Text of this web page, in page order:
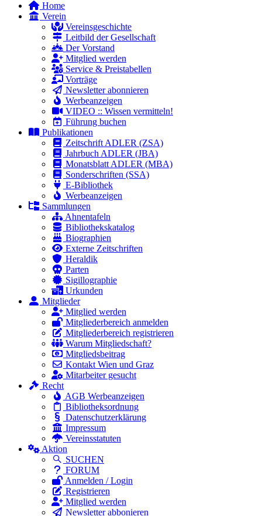
Home
Verein
Vereinsgeschichte
Leitbild der Gesellschaft
Der Vorstand
Mitglied werden
Service & Preistabellen
Vorträge
Newsletter abonnieren
Werbeanzeigen
VIDEO :: Wissen vermitteln!
Führung buchen
Publikationen
Zeitschrift ADLER (ZSA)
Jahrbuch ADLER (JBA)
Monatsblatt ADLER (MBA)
Sonderschriften (SSA)
E-Bibliothek
Werbeanzeigen
Sammlungen
Ahnentafeln
Bibliothekskatalog
Biographien
Externe Zeitschriften
Heraldik
Parten
Sigillographie
Urkunden
Mitglieder
Mitglied werden
Mitgliederbereich anmelden
Mitgliederbereich registrieren
Warum Mitgliedschaft?
Mitgliedsbeitrag
Kontakt Wien und Graz
Mitarbeiter gesucht
Recht
AGB Werbeanzeigen
Bibliotheksordnung
Datenschutzerklärung
Impressum
Vereinsstatuten
Aktion
SUCHEN
FORUM
Anmelden / Login
Registrieren
Mitglied werden
Newsletter abbonieren